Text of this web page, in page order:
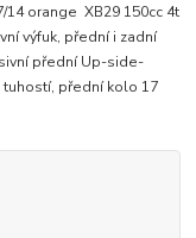
14 orange XB29 150cc 4t
výfuk, přední i zadní
přední Up-side-
přední kolo 17